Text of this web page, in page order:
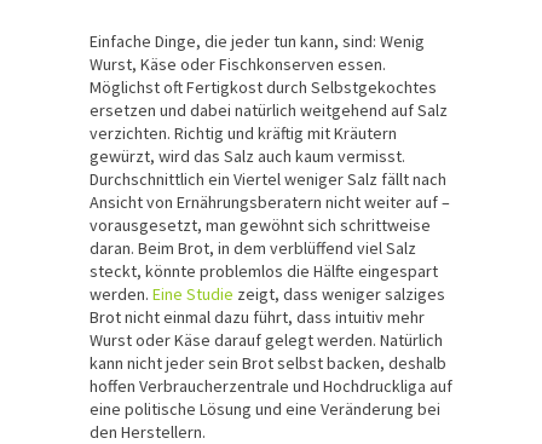
Einfache Dinge, die jeder tun kann, sind: Wenig
Wurst, Käse oder Fischkonserven essen.
Möglichst oft Fertigkost durch Selbstgekochtes
ersetzen und dabei natürlich weitgehend auf Salz
verzichten. Richtig und kräftig mit Kräutern
gewürzt, wird das Salz auch kaum vermisst.
Durchschnittlich ein Viertel weniger Salz fällt nach
Ansicht von Ernährungsberatern nicht weiter auf –
vorausgesetzt, man gewöhnt sich schrittweise
daran. Beim Brot, in dem verblüffend viel Salz
steckt, könnte problemlos die Hälfte eingespart
werden. Eine Studie zeigt, dass weniger salziges
Brot nicht einmal dazu führt, dass intuitiv mehr
Wurst oder Käse darauf gelegt werden. Natürlich
kann nicht jeder sein Brot selbst backen, deshalb
hoffen Verbraucherzentrale und Hochdruckliga auf
eine politische Lösung und eine Veränderung bei
den Herstellern.